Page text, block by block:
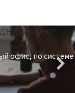
офис, по системе